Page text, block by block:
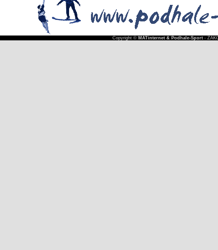
Copyright © MATinternet & Podhale-Sport-